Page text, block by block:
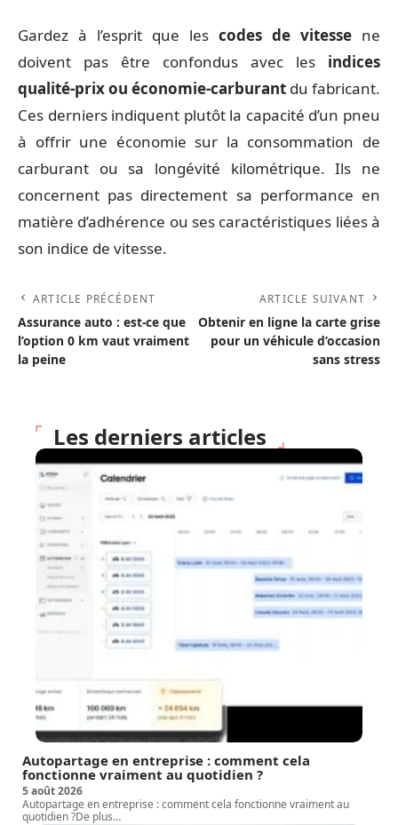
Gardez à l’esprit que les codes de vitesse ne
doivent pas être confondus avec les indices
qualité-prix ou économie-carburant du fabricant.
Ces derniers indiquent plutôt la capacité d’un pneu
à offrir une économie sur la consommation de
carburant ou sa longévité kilométrique. Ils ne
concernent pas directement sa performance en
matière d’adhérence ou ses caractéristiques liées à
son indice de vitesse.
ARTICLE PRÉCÉDENT
Assurance auto : est-ce que
l’option 0 km vaut vraiment
la peine
ARTICLE SUIVANT
Obtenir en ligne la carte grise
pour un véhicule d’occasion
sans stress
Les derniers articles
Autopartage en entreprise : comment cela
fonctionne vraiment au quotidien ?
5 août 2026
Autopartage en entreprise : comment cela fonctionne vraiment au
quotidien ?De plus…